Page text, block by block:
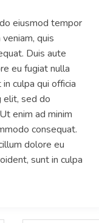
eiusmod tempor
quis
Duis aute
eu fugiat nulla
culpa qui officia
elit, sed do
enim ad minim
consequat.
dolore eu
sunt in culpa